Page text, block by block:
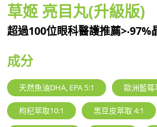
草姬 亮目丸(升級版)
超過100位眼科醫護推薦
成分
天然魚油DHA, EPA 5:1 歐洲藍莓
枸杞萃取10:1 黑豆皮萃取 4:1